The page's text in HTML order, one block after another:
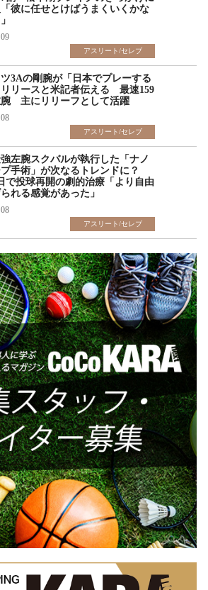
彼に任せとけばうまくいくかな
アスリート/セレブ
3Aの剛腕が「日本でプレーする
リリースと米記者伝える 最速159
腕 主にリリーフとして活躍
アスリート/セレブ
左腕スクバルが執行した「ナノ
手術」が次なるトレンドに？
で投球再開の劇的治療「より自由
れる感覚があった」
アスリート/セレブ